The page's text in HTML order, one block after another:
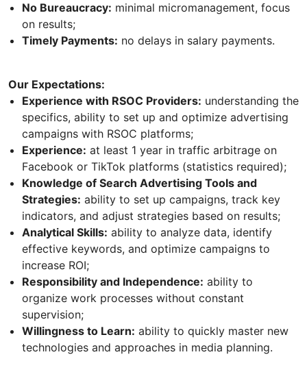
No Bureaucracy: minimal micromanagement, focus
on results;
Timely Payments: no delays in salary payments.
Our Expectations:
Experience with RSOC Providers: understanding the
specifics, ability to set up and optimize advertising
campaigns with RSOC platforms;
Experience: at least 1 year in traffic arbitrage on
Facebook or TikTok platforms (statistics required);
Knowledge of Search Advertising Tools and
Strategies: ability to set up campaigns, track key
indicators, and adjust strategies based on results;
Analytical Skills: ability to analyze data, identify
effective keywords, and optimize campaigns to
increase ROI;
Responsibility and Independence: ability to
organize work processes without constant
supervision;
Willingness to Learn: ability to quickly master new
technologies and approaches in media planning.